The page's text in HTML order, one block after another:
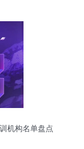
机构名单盘点